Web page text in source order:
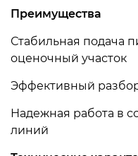
Преимущества
Стабильная подача
оценочный участок
Эффективный
Надежная работа в
линий